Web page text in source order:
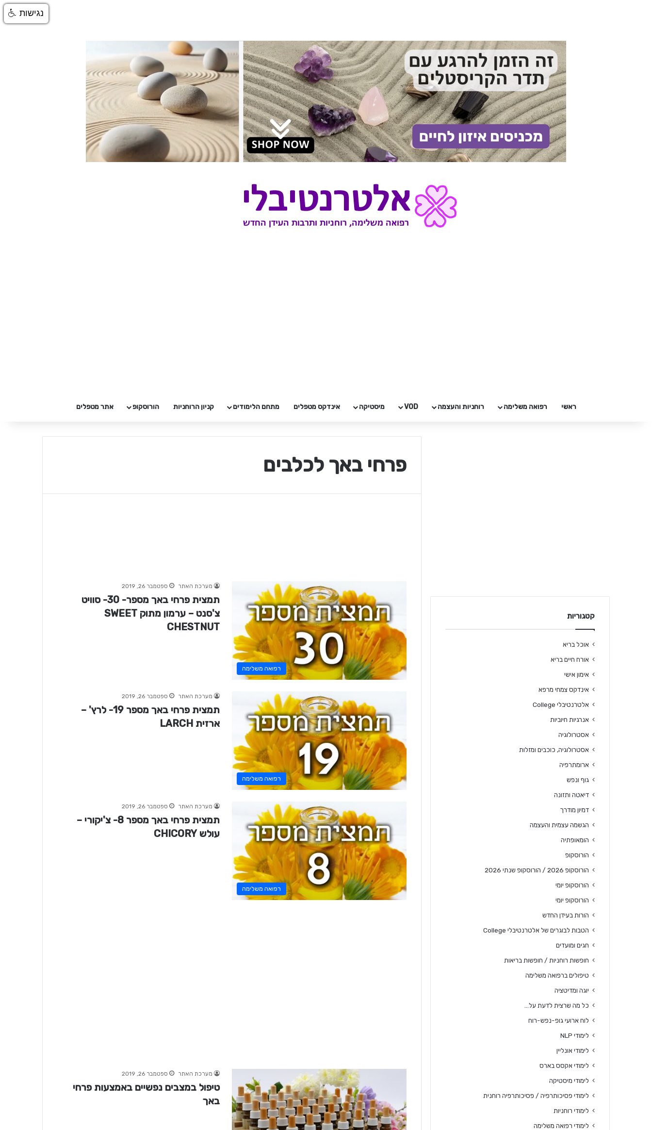
ראשי רפואה משלימה רוחניות והעצמה VOD מיסטיקה אינדקס מטפלים מתחם הלימודים קניון הרוחניות הורוסקופ אתר מטפלים
פרחי באך לכלבים
רפואה משלימה
מערכת האתר ספטמבר 26, 2019
תמצית פרחי באך מספר- 30- סוויט
צ'סנט – ערמון מתוק SWEET
CHESTNUT
רפואה משלימה
מערכת האתר ספטמבר 26, 2019
תמצית פרחי באך מספר 19- לרץ' –
ארזית LARCH
רפואה משלימה
מערכת האתר ספטמבר 26, 2019
תמצית פרחי באך מספר 8- צ'יקורי –
עולש CHICORY
מערכת האתר ספטמבר 26, 2019
טיפול במצבים נפשיים באמצעות פרחי
באך
קטגוריות
אוכל בריא
אורח חיים בריא
אימון אישי
אינדקס צמחי מרפא
אלטרנטיבלי College
אנרגיות חיוביות
אסטרולוגיה
אסטרולוגיה, כוכבים ומזלות
ארומתרפיה
גוף ונפש
דיאטה ותזונה
דמיון מודרך
הגשמה עצמית והעצמה
הומאופתיה
הורוסקופ
הורוסקופ 2026 / הורוסקופ שנתי 2026
הורוסקופ יומי
הורוסקופ יומי
הורות בעידן החדש
הטבות לבוגרים של אלטרנטיבלי College
חגים ומועדים
חופשות רוחניות / חופשות בריאות
טיפולים ברפואה משלימה
יוגה ומדיטציה
כל מה שרצית לדעת על…
לוח ארועי גופ-נפש-רוח
לימודי NLP
לימודי אונליין
לימודי אקסס בארס
לימודי מיסטיקה
לימודי פסיכותרפיה / פסיכותרפיה רוחנית
לימודי רוחניות
לימודי רפואה משלימה
נגישות